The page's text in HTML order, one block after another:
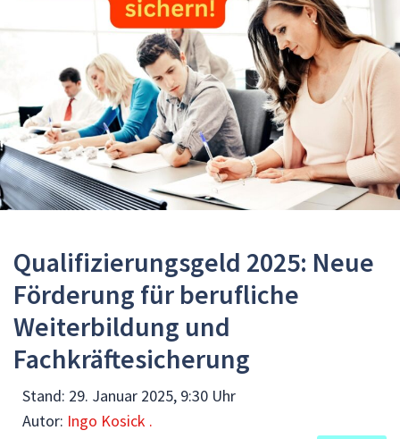
Qualifizierungsgeld 2025: Neue
Förderung für berufliche
Weiterbildung und
Fachkräftesicherung
Stand: 29. Januar 2025, 9:30 Uhr
Autor: Ingo Kosick .